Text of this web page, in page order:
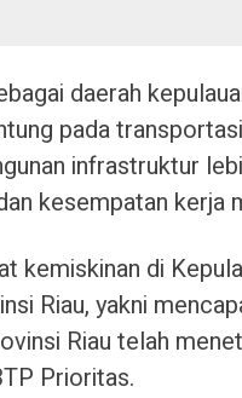
daerah
pada
infrastruktur
kesempatan kerja
kemiskinan di
Riau, yakni
Riau telah
Prioritas.